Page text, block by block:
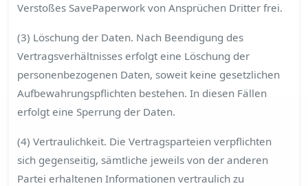
Verstoßes SavePaperwork von Ansprüchen Dritter frei.
(3) Löschung der Daten. Nach Beendigung des
Vertragsverhältnisses erfolgt eine Löschung der
personenbezogenen Daten, soweit keine gesetzlichen
Aufbewahrungspflichten bestehen. In diesen Fällen
erfolgt eine Sperrung der Daten.
(4) Vertraulichkeit. Die Vertragsparteien verpflichten
sich gegenseitig, sämtliche jeweils von der anderen
Partei erhaltenen Informationen vertraulich zu